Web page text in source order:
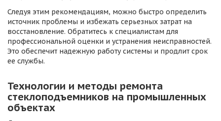
Следуя этим рекомендациям, можно быстро определить
источник проблемы и избежать серьезных затрат на
восстановление. Обратитесь к специалистам для
профессиональной оценки и устранения неисправностей.
Это обеспечит надежную работу системы и продлит срок
ее службы.
Технологии и методы ремонта
стеклоподъемников на промышленных
объектах